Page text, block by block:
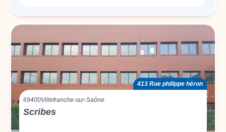
413 Rue philippe héron
69400Villefranche-sur-Saône
Scribes